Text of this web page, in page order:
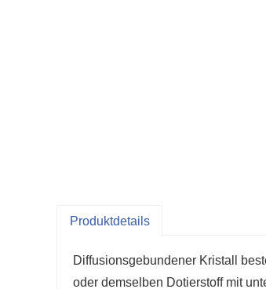
Produktdetails
Diffusionsgebundener Kristall
oder demselben Dotierstoff mit